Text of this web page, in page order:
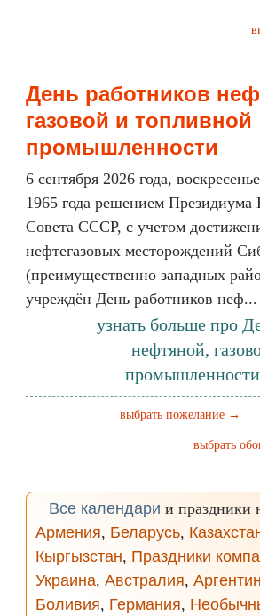
День работников
газовой и топливной
промышленности
6 сентября 2026 года,
1965 года решением Президиума
Совета СССР, с учетом
нефтегазовых месторождений
(преимущественно западных
учреждён День работников неф...
узнать больше про
нефтяной,
выбрать пожелание →
выбрать
Все календари и праздники
Армения, Беларусь,
Кыргызстан, Праздники
Украина, Австралия,
Боливия, Германия,